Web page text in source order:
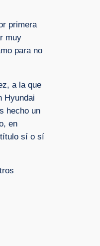
primera
muy
para no
a la que
Hyundai
hecho un
en
título sí o sí